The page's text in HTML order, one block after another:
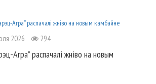
2026 294
Агра” распачалі жніво на новым